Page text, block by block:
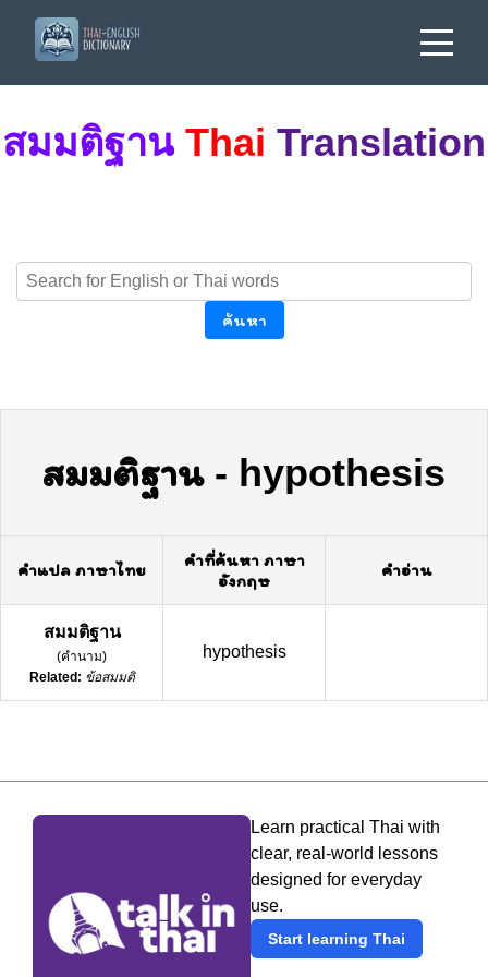
สมมติฐาน Thai Translation
ค้นหา
สมมติฐาน- hypothesis
คำแปล ภาษาไทย
คำที่ค้นหา ภาษา
อังกฤษ
คำอ่าน
สมมติฐาน
(คำนาม)
Related: ข้อสมมติ
hypothesis
Learn practical Thai with
clear, real-world lessons
designed for everyday
use.
Start learning Thai